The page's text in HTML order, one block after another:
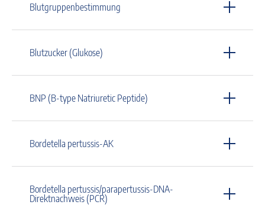
Blutgruppenbestimmung
Blutzucker (Glukose)
BNP (B-type Natriuretic Peptide)
Bordetella pertussis-AK
Bordetella pertussis/parapertussis-DNA-
Direktnachweis (PCR)